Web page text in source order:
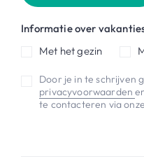
Informatie over
Met het gezin
Door je in te schrijven
privacyvoorwaarden
te contacteren via